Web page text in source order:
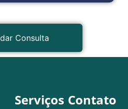
Consulta
Serviços Contato